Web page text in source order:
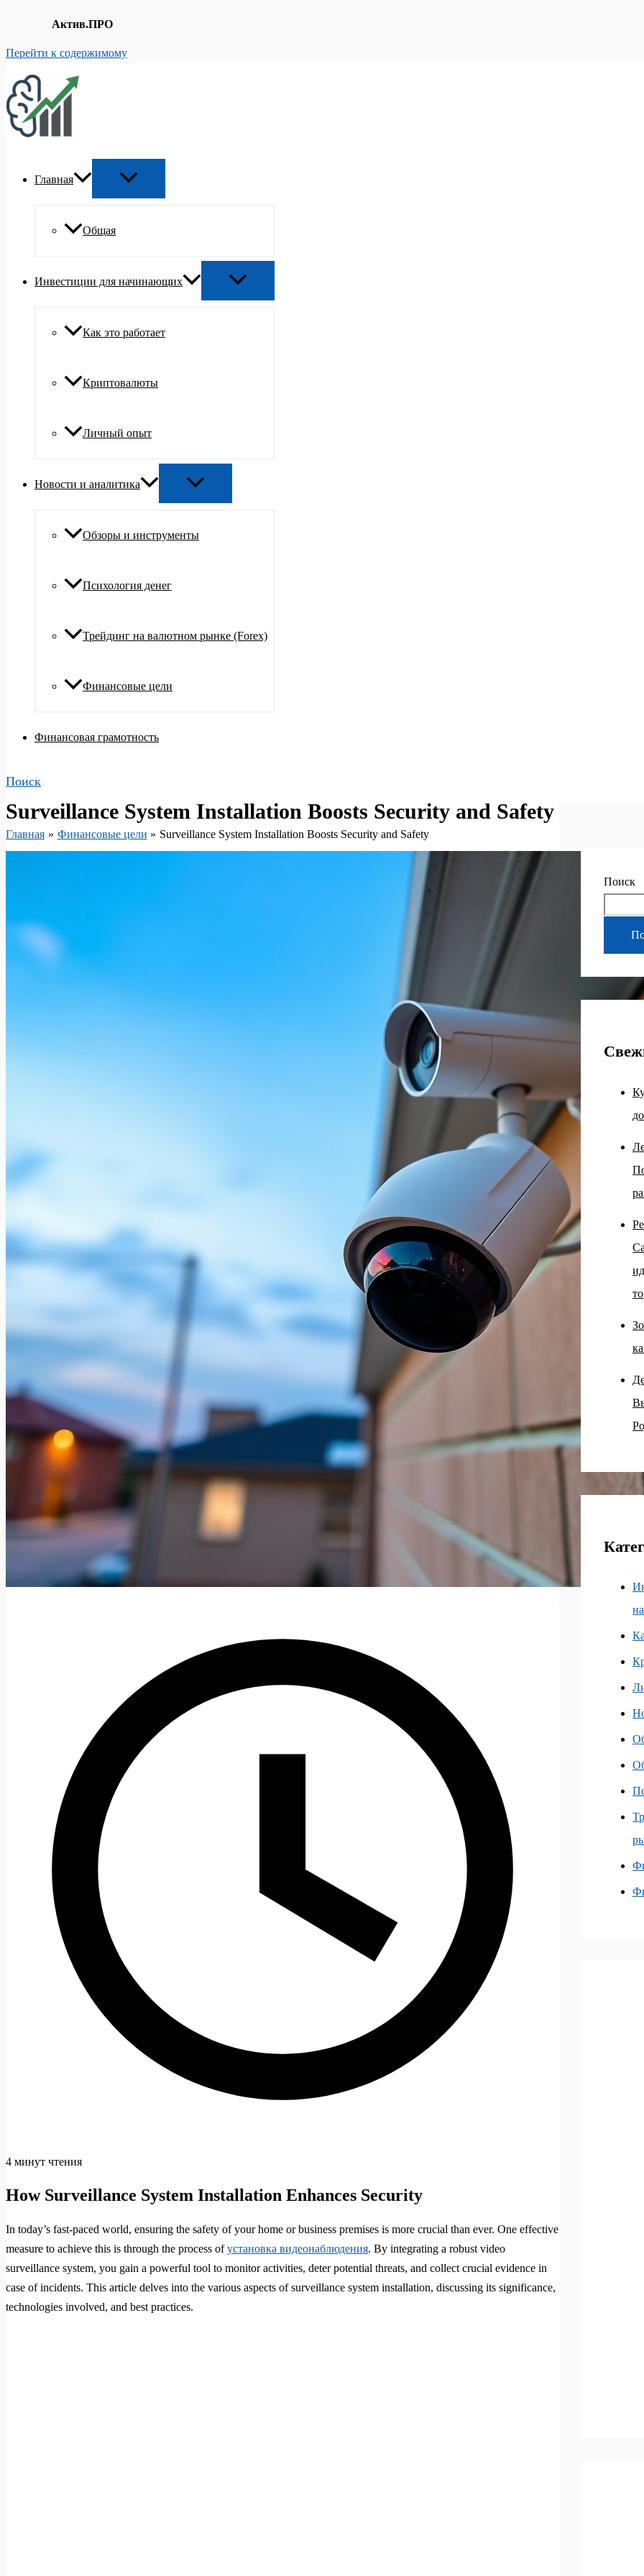
Актив.ПРО
Перейти к содержимому
Главная
Общая
Инвестиции для начинающих
Как это работает
Криптовалюты
Личный опыт
Новости и аналитика
Обзоры и инструменты
Психология денег
Трейдинг на валютном рынке (Forex)
Финансовые цели
Финансовая грамотность
Поиск
Surveillance System Installation Boosts Security and Safety
Главная Финансовые цели Surveillance System Installation Boosts Security and Safety
4 минут чтения
How Surveillance System Installation Enhances Security
In today’s fast-paced world, ensuring the safety of your home or business premises is more crucial than ever. One effective
measure to achieve this is through the process ofустановка видеонаблюдения. By integrating a robust video
surveillance system, you gain a powerful tool to monitor activities, deter potential threats, and collect crucial evidence in
case of incidents. This article delves into the various aspects of surveillance system installation, discussing its significance,
technologies involved, and best practices.
Поиск